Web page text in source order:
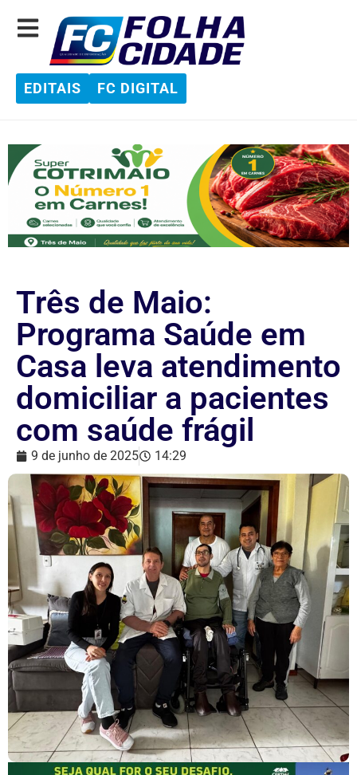
EDITAIS FC DIGITAL
Três de Maio:
Programa Saúde em
Casa leva atendimento
domiciliar a pacientes
com saúde frágil
9 de junho de 2025 14:29